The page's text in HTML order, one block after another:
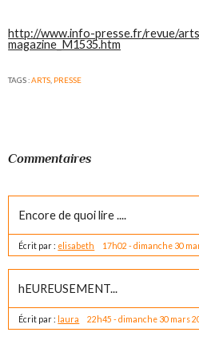
http://www.info-presse.fr/revue/
magazine_M1535.htm
TAGS :ARTS PRESSE
Commentaires
Encore de quoi lire ....
Écrit par : elisabeth 17h02 -dimanche 30
hEUREUSEMENT...
Écrit par : laura 22h45 -dimanche 30 mars